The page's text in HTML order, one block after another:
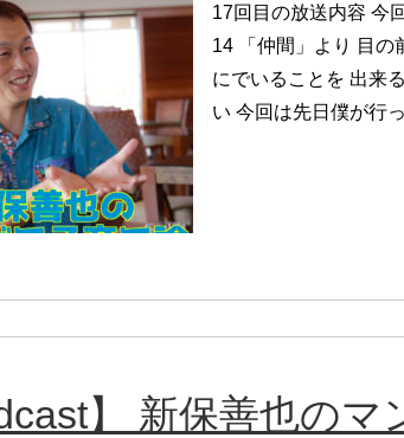
17回目の放送内容 今
14 「仲間」より 目の
にでいることを 出来
い 今回は先日僕が行
】 新保善也の